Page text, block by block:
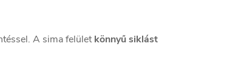
A sima felületkönnyű siklást